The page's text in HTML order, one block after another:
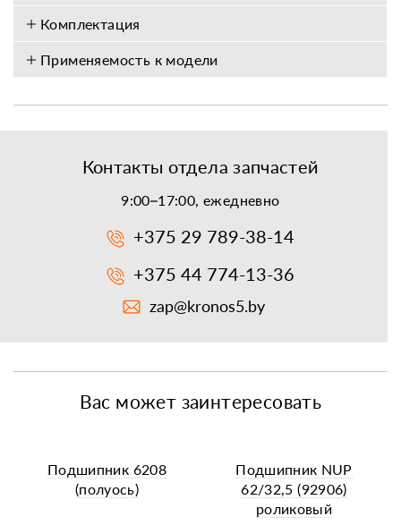
Комплектация
Применяемость к модели
Контакты отдела запчастей
9:00–17:00, ежедневно
+375 29 789-38-14
+375 44 774-13-36
zap@kronos5.by
Вас может заинтересовать
Подшипник 6208
(полуось)
Подшипник NUP
62/32,5 (92906)
роликовый